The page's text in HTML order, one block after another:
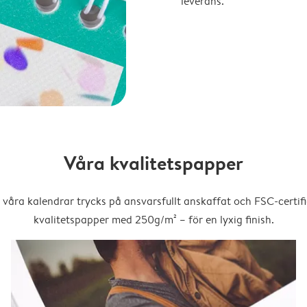
Våra kvalitetspapper
kalendrar trycks på ansvarsfullt anskaffat och FSC-
kvalitetspapper med 250g/m² – för en lyxig finish.